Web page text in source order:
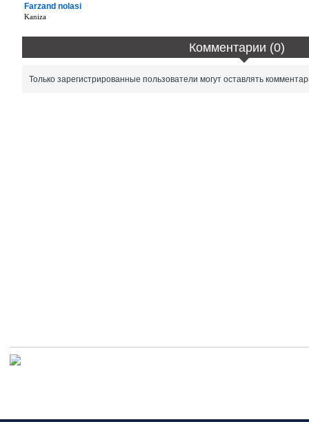
Farzand nolasi
Kaniza
Комментарии (0)
Только зарегистрированные пользователи могут оставлять